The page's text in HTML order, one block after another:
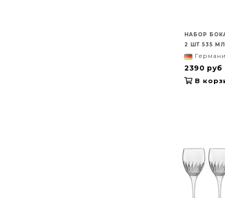
НАБОР
2 ШТ 535
2390 руб
В